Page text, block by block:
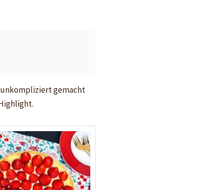
unkompliziert gemacht